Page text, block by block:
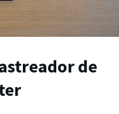
de